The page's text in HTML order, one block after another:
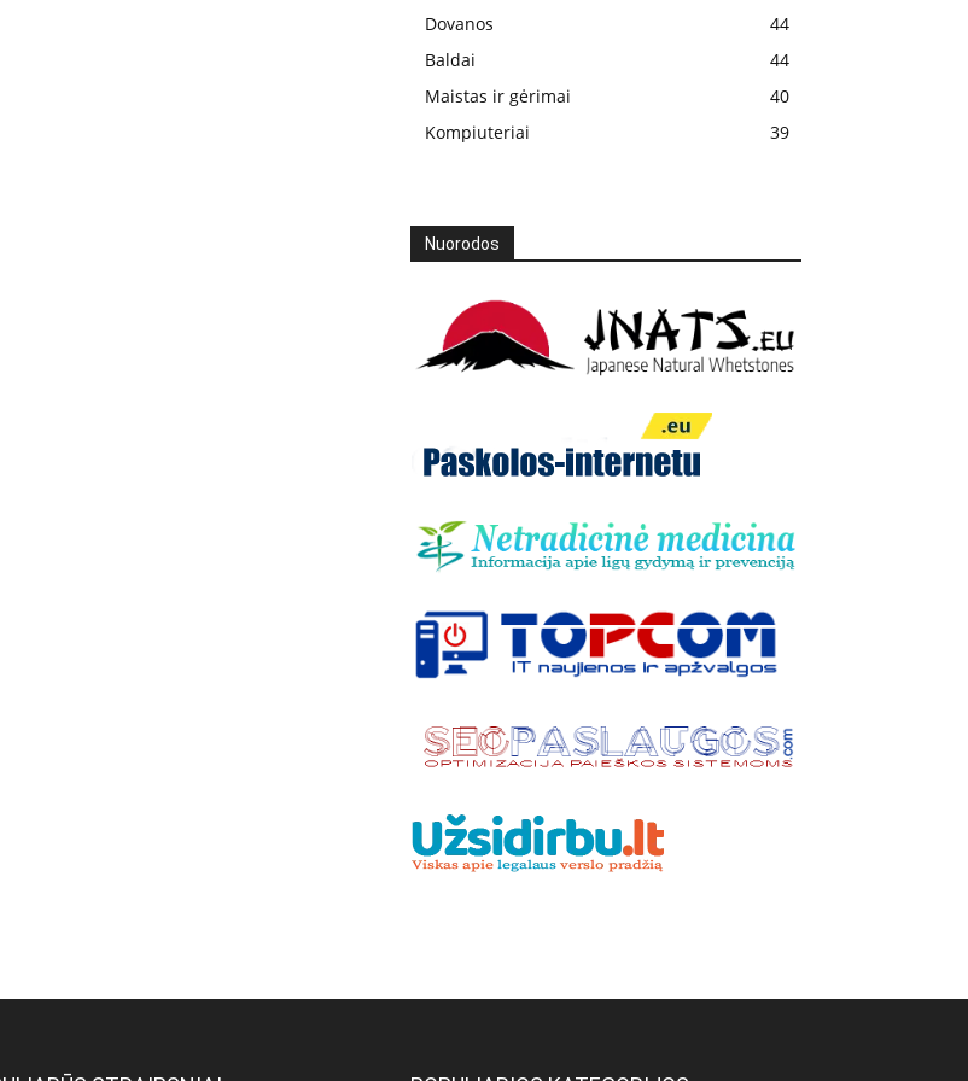
Dovanos
44
Baldai
44
Maistas ir gėrimai
40
Kompiuteriai
39
Nuorodos